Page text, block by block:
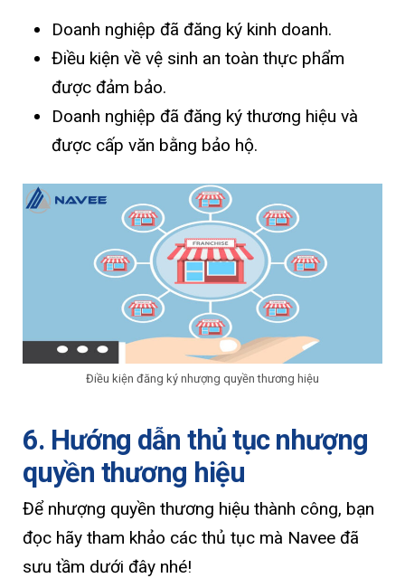
Doanh nghiệp đã đăng ký kinh doanh.
Điều kiện về vệ sinh an toàn thực phẩm
được đảm bảo.
Doanh nghiệp đã đăng ký thương hiệu và
được cấp văn bằng bảo hộ.
Điều kiện đăng ký nhượng quyền thương hiệu
6. Hướng dẫn thủ tục nhượng
quyền thương hiệu
Để nhượng quyền thương hiệu thành công, bạn
đọc hãy tham khảo các thủ tục mà Navee đã
sưu tầm dưới đây nhé!